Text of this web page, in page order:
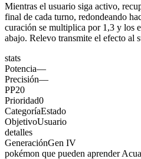
Mientras el usuario siga activo,
final de cada turno, redondeando
curación se multiplica por 1,3 y los
abajo. Relevo transmite el efecto al
stats
Potencia—
Precisión—
PP20
Prioridad0
CategoríaEstado
ObjetivoUsuario
detalles
GeneraciónGen IV
pokémon que pueden aprender